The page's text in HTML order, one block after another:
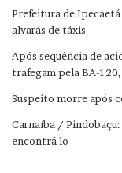
Prefeitura de
alvarás de táxis
Após sequência de
trafegam pela BA-
Suspeito morre após
Carnaíba /
encontrá-lo